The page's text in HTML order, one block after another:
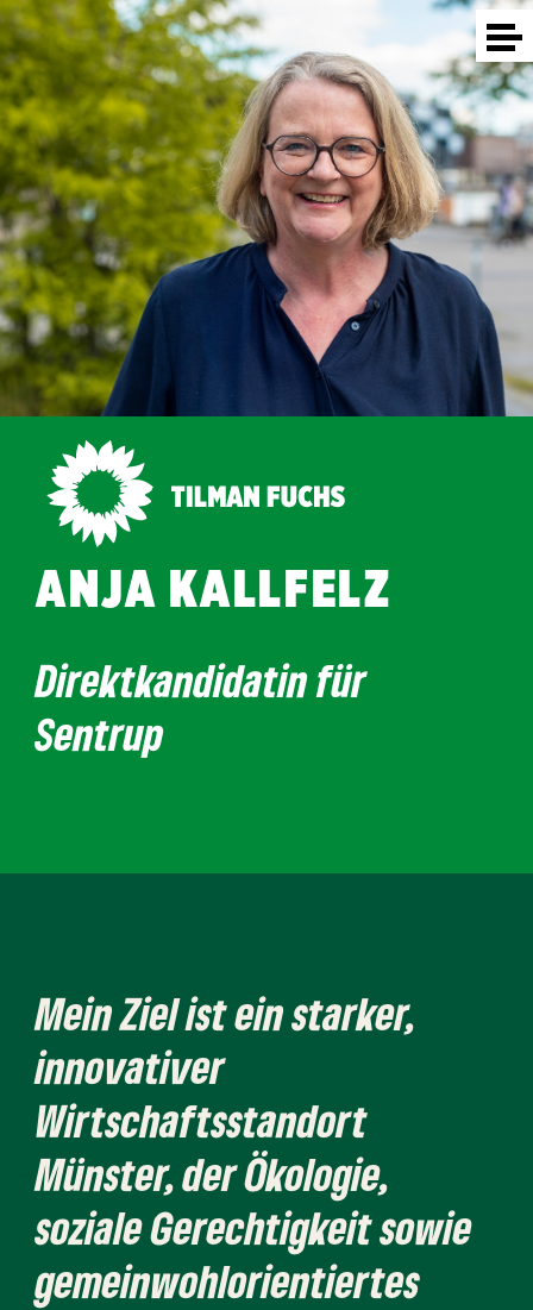
ANJA KALLFELZ
Direktkandidatin für
Sentrup
Mein Ziel ist ein starker,
innovativer
Wirtschaftsstandort
Münster, der Ökologie,
soziale Gerechtigkeit sowie
gemeinwohlorientiertes